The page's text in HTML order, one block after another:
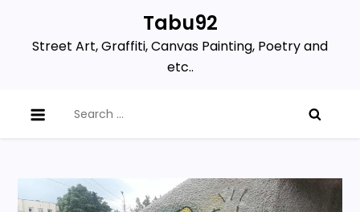
content
Tabu92
Street Art, Graffiti, Canvas Painting, Poetry and
etc..
for: